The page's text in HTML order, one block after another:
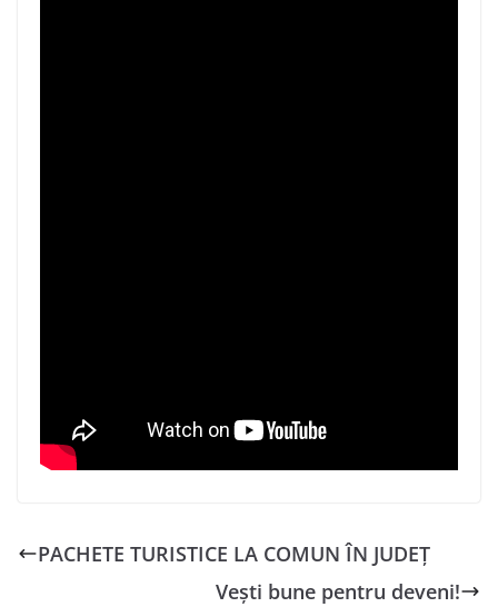
PACHETE TURISTICE LA COMUN ÎN JUDEȚ
Vești bune pentru deveni!